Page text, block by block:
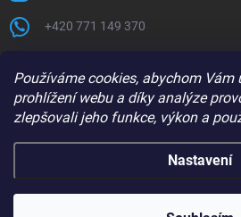
Používáme cookies, abychom
prohlížení webu a díky analýze
zlepšovali jeho funkce, výkon a
Nastavení
+420 771 149 370
PŘIJÍMÁME ONLINE PLATBY
FUJIFOTO.CZ .